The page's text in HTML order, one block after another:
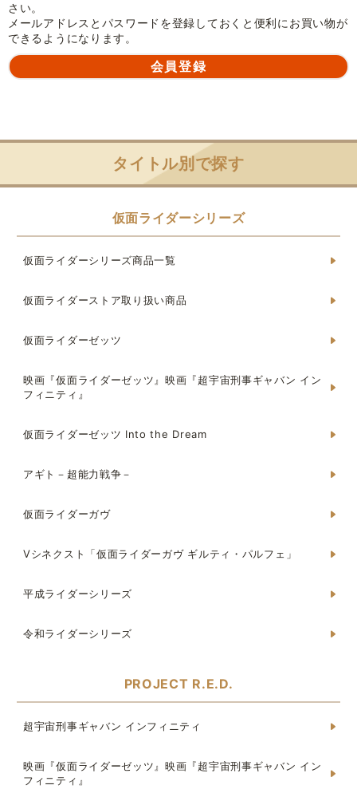
さい。
メールアドレスとパスワードを登録しておくと便利にお買い物が
できるようになります。
タイトル別で探す
仮面ライダーシリーズ
仮面ライダーシリーズ商品一覧
仮面ライダーストア取り扱い商品
仮面ライダーゼッツ
映画『仮面ライダーゼッツ』映画『超宇宙刑事ギャバン イン
フィニティ』
仮面ライダーゼッツ Into the Dream
アギト－超能力戦争－
仮面ライダーガヴ
Vシネクスト「仮面ライダーガヴ ギルティ・パルフェ」
平成ライダーシリーズ
令和ライダーシリーズ
PROJECT R.E.D.
超宇宙刑事ギャバン インフィニティ
映画『仮面ライダーゼッツ』映画『超宇宙刑事ギャバン イン
フィニティ』